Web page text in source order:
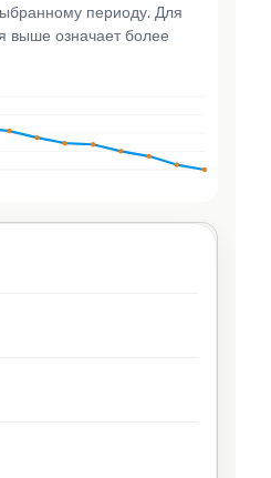
периоду. Для
выше означает более